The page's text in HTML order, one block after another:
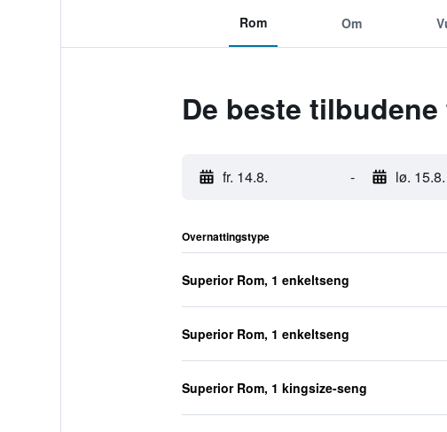
Rom Om
De beste
fr. 14.8. - lø. 15.8.
Overnattingstype
Superior Rom, 1 enkeltseng
Superior Rom, 1 enkeltseng
Superior Rom, 1 kingsize-seng